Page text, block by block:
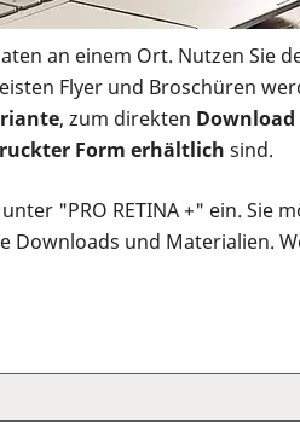
an einem Ort. Nutzen Sie
Flyer und Broschüren
, zum direkten Download
Form erhältlich sind.
"PRO RETINA +" ein. Sie
und Materialien.